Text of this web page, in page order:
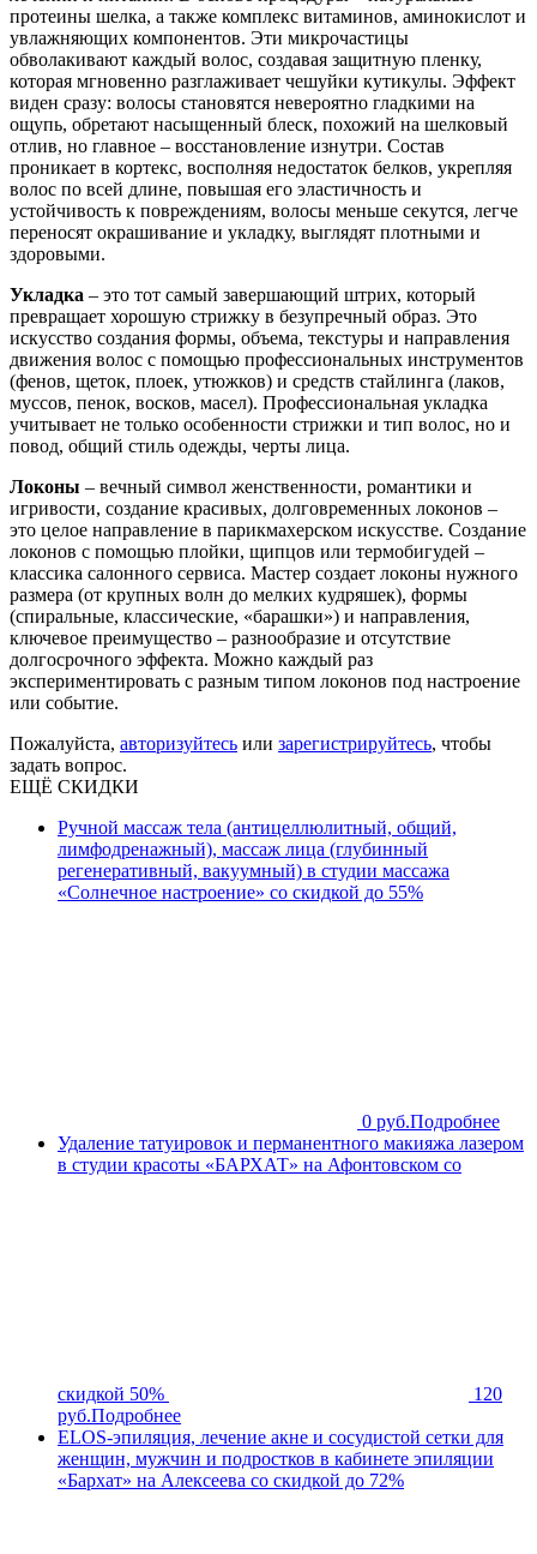
протеины шелка, а также комплекс витаминов, аминокислот и
увлажняющих компонентов. Эти микрочастицы
обволакивают каждый волос, создавая защитную пленку,
которая мгновенно разглаживает чешуйки кутикулы. Эффект
виден сразу: волосы становятся невероятно гладкими на
ощупь, обретают насыщенный блеск, похожий на шелковый
отлив, но главное – восстановление изнутри. Состав
проникает в кортекс, восполняя недостаток белков, укрепляя
волос по всей длине, повышая его эластичность и
устойчивость к повреждениям, волосы меньше секутся, легче
переносят окрашивание и укладку, выглядят плотными и
здоровыми.
Укладка – это тот самый завершающий штрих, который
превращает хорошую стрижку в безупречный образ. Это
искусство создания формы, объема, текстуры и направления
движения волос с помощью профессиональных инструментов
(фенов, щеток, плоек, утюжков) и средств стайлинга (лаков,
муссов, пенок, восков, масел). Профессиональная укладка
учитывает не только особенности стрижки и тип волос, но и
повод, общий стиль одежды, черты лица.
Локоны – вечный символ женственности, романтики и
игривости, создание красивых, долговременных локонов –
это целое направление в парикмахерском искусстве. Создание
локонов с помощью плойки, щипцов или термобигудей –
классика салонного сервиса. Мастер создает локоны нужного
размера (от крупных волн до мелких кудряшек), формы
(спиральные, классические, «барашки») и направления,
ключевое преимущество – разнообразие и отсутствие
долгосрочного эффекта. Можно каждый раз
экспериментировать с разным типом локонов под настроение
или событие.
Пожалуйста, авторизуйтесь или зарегистрируйтесь, чтобы
задать вопрос.
ЕЩЁ СКИДКИ
Ручной массаж тела (антицеллюлитный, общий,
лимфодренажный), массаж лица (глубинный
регенеративный, вакуумный) в студии массажа
«Солнечное настроение» со скидкой до 55%
0 руб.Подробнее
Удаление татуировок и перманентного макияжа лазером
в студии красоты «БАРХАТ» на Афонтовском со
скидкой 50%
120
руб.Подробнее
ELOS-эпиляция, лечение акне и сосудистой сетки для
женщин, мужчин и подростков в кабинете эпиляции
«Бархат» на Алексеева со скидкой до 72%